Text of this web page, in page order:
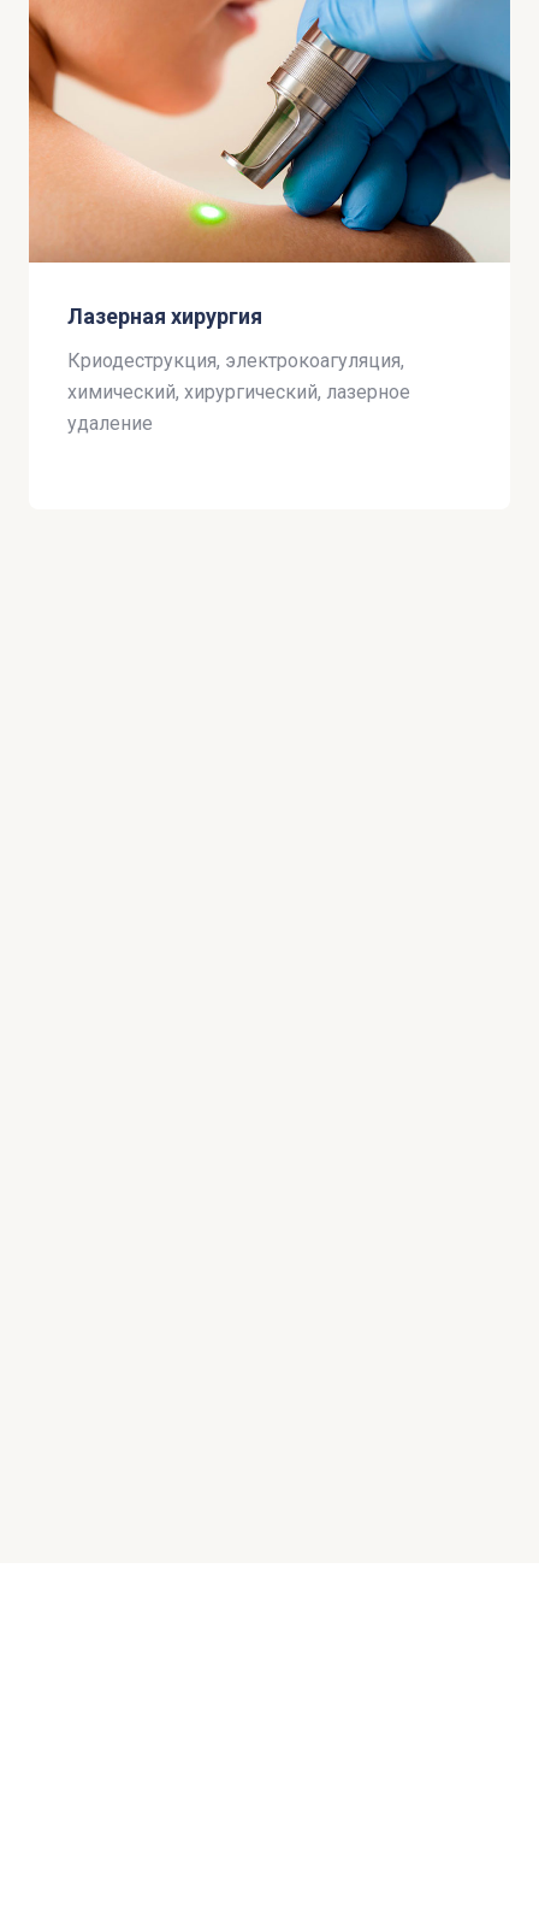
Лазерная хирургия
Криодеструкция, электрокоагуляция,
химический, хирургический, лазерное
удаление